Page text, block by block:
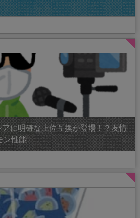
に明確な上位互換が登場！？友情
ン性能